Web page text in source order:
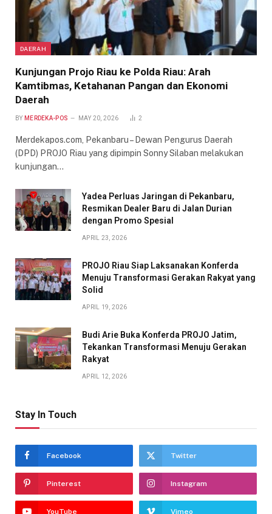
DAERAH
Kunjungan Projo Riau ke Polda Riau: Arah
Kamtibmas, Ketahanan Pangan dan Ekonomi
Daerah
BY MERDEKA-POS MAY 20, 2026 2
Merdekapos.com, Pekanbaru – Dewan Pengurus Daerah
(DPD) PROJO Riau yang dipimpin Sonny Silaban melakukan
kunjungan…
Yadea Perluas Jaringan di Pekanbaru,
Resmikan Dealer Baru di Jalan Durian
dengan Promo Spesial
APRIL 23, 2026
PROJO Riau Siap Laksanakan Konferda
Menuju Transformasi Gerakan Rakyat yang
Solid
APRIL 19, 2026
Budi Arie Buka Konferda PROJO Jatim,
Tekankan Transformasi Menuju Gerakan
Rakyat
APRIL 12, 2026
Stay In Touch
Facebook Twitter
Pinterest Instagram
YouTube Vimeo